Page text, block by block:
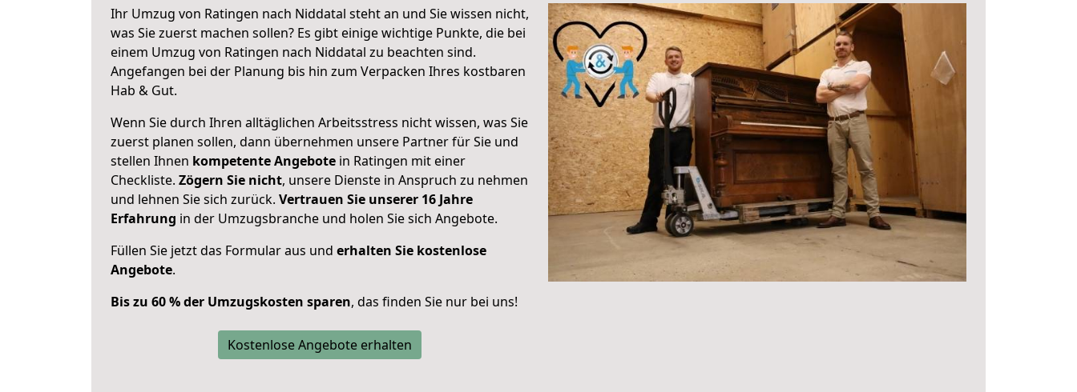
Ihr Umzug von Ratingen nach Niddatal steht an und Sie wissen nicht,
was Sie zuerst machen sollen? Es gibt einige wichtige Punkte, die bei
einem Umzug von Ratingen nach Niddatal zu beachten sind.
Angefangen bei der Planung bis hin zum Verpacken Ihres kostbaren
Hab & Gut.
Wenn Sie durch Ihren alltäglichen Arbeitsstress nicht wissen, was Sie
zuerst planen sollen, dann übernehmen unsere Partner für Sie und
stellen Ihnen kompetente Angebote in Ratingen mit einer
Checkliste. Zögern Sie nicht, unsere Dienste in Anspruch zu nehmen
und lehnen Sie sich zurück. Vertrauen Sie unserer 16 Jahre
Erfahrung in der Umzugsbranche und holen Sie sich Angebote.
Füllen Sie jetzt das Formular aus und erhalten Sie kostenlose
Angebote.
Bis zu 60 % der Umzugskosten sparen, das finden Sie nur bei uns!
Kostenlose Angebote erhalten